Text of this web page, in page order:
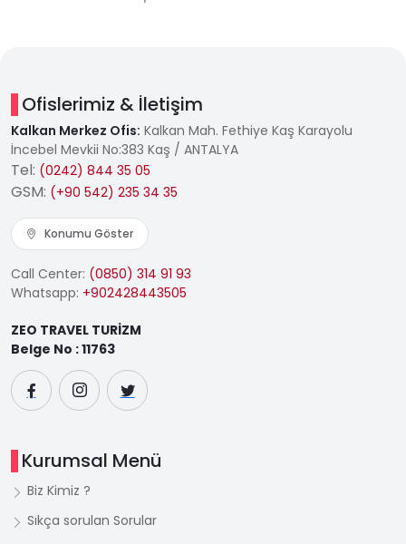
Ofislerimiz & İletişim
Kalkan Merkez Ofis: Kalkan Mah. Fethiye Kaş Karayolu
İncebel Mevkii No:383 Kaş / ANTALYA
Tel: (0242) 844 35 05
GSM: (+90 542) 235 34 35
Konumu Göster
Call Center: (0850) 314 91 93
Whatsapp: +902428443505
ZEO TRAVEL TURİZM
Belge No : 11763
Kurumsal Menü
Biz Kimiz ?
Sıkça sorulan Sorular